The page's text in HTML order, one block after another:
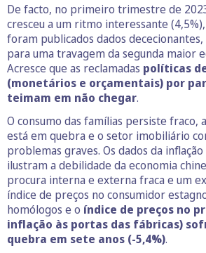
De facto, no primeiro trimestre de
cresceu a um ritmo interessante
foram publicados dados
para uma travagem da segunda maior
Acresce que as reclamadas políticas
(monetários e orçamentais) por
teimam em não chegar.
O consumo das famílias persiste fraco,
está em quebra e o setor imobiliário
problemas graves. Os dados da
ilustram a debilidade da economia
procura interna e externa fraca e um
índice de preços no consumidor
homólogos e o índice de preços no
inflação às portas das fábricas)
quebra em sete anos (-5,4%).